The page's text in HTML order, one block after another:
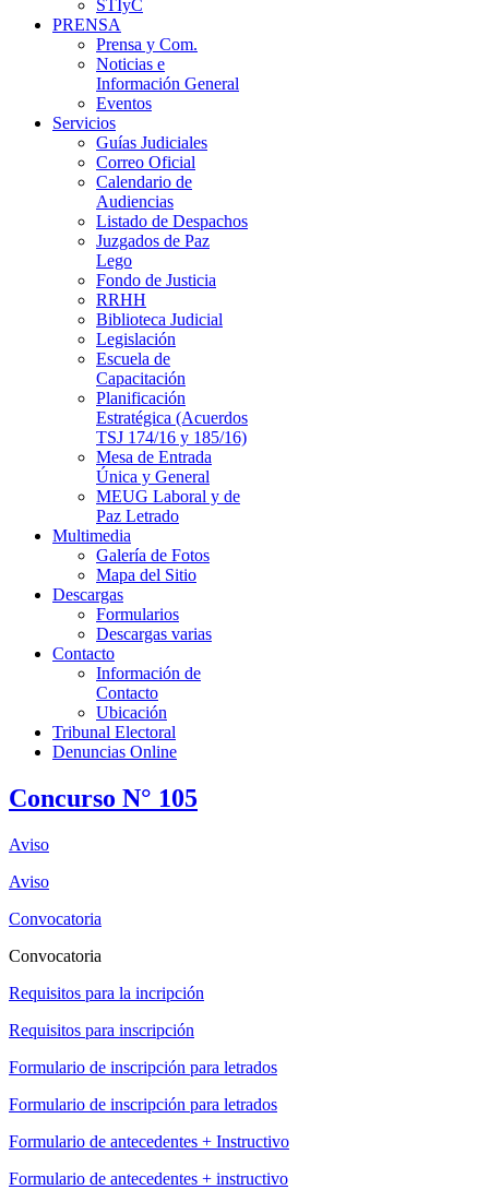
STIyC
PRENSA
Prensa y Com.
Noticias e
Información General
Eventos
Servicios
Guías Judiciales
Correo Oficial
Calendario de
Audiencias
Listado de Despachos
Juzgados de Paz
Lego
Fondo de Justicia
RRHH
Biblioteca Judicial
Legislación
Escuela de
Capacitación
Planificación
Estratégica (Acuerdos
TSJ 174/16 y 185/16)
Mesa de Entrada
Única y General
MEUG Laboral y de
Paz Letrado
Multimedia
Galería de Fotos
Mapa del Sitio
Descargas
Formularios
Descargas varias
Contacto
Información de
Contacto
Ubicación
Tribunal Electoral
Denuncias Online
Concurso N° 105
Aviso
Aviso
Convocatoria
Convocatoria
Requisitos para la incripción
Requisitos para inscripción
Formulario de inscripción para letrados
Formulario de inscripción para letrados
Formulario de antecedentes + Instructivo
Formulario de antecedentes + instructivo